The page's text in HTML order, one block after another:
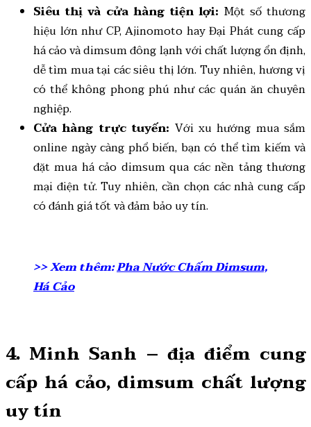
Siêu thị và cửa hàng tiện lợi: Một số thương
hiệu lớn như CP, Ajinomoto hay Đại Phát cung cấp
há cảo và dimsum đông lạnh với chất lượng ổn định,
dễ tìm mua tại các siêu thị lớn. Tuy nhiên, hương vị
có thể không phong phú như các quán ăn chuyên
nghiệp.
Cửa hàng trực tuyến: Với xu hướng mua sắm
online ngày càng phổ biến, bạn có thể tìm kiếm và
đặt mua há cảo dimsum qua các nền tảng thương
mại điện tử. Tuy nhiên, cần chọn các nhà cung cấp
có đánh giá tốt và đảm bảo uy tín.
>> Xem thêm:Pha Nước Chấm Dimsum,
Há Cảo
4. Minh Sanh – địa điểm cung
cấp há cảo, dimsum chất lượng
uy tín